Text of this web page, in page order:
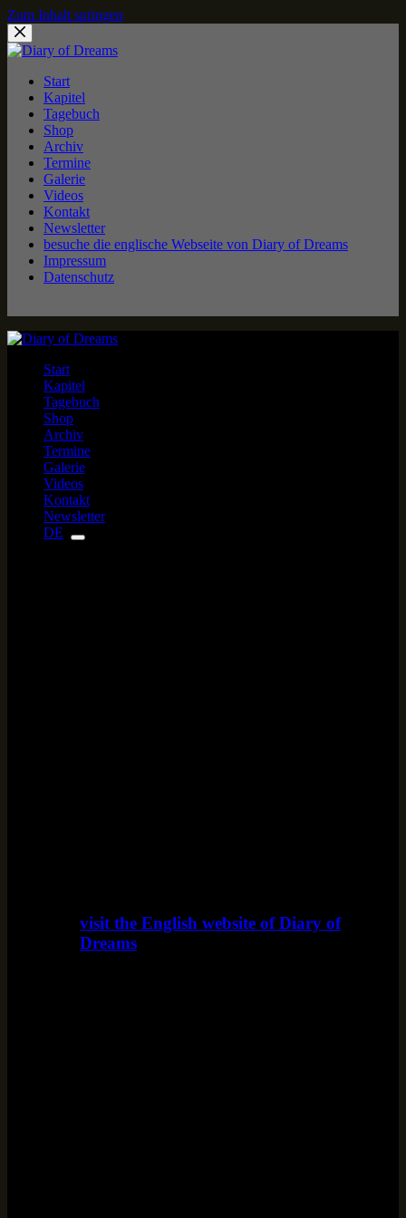
Zum Inhalt springen
Start
Kapitel
Tagebuch
Shop
Archiv
Termine
Galerie
Videos
Kontakt
Newsletter
besuche die englische Webseite von Diary of Dreams
Impressum
Datenschutz
Start
Kapitel
Tagebuch
Shop
Archiv
Termine
Galerie
Videos
Kontakt
Newsletter
DE
visit the English website of Diary of
Dreams